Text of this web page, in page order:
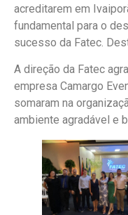
acreditarem em
fundamental para o
sucesso da Fatec.
A direção da Fatec
empresa Camargo
somaram na
ambiente agradável e